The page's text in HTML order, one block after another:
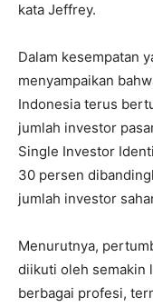
kata Jeffrey.
Dalam kesempatan
menyampaikan
Indonesia terus
jumlah investor
Single Investor
30 persen
jumlah investor
Menurutnya,
diikuti oleh semakin
berbagai profesi,